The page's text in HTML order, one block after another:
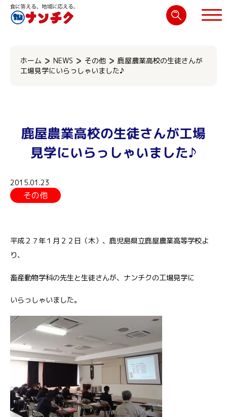
ホーム NEWS その他
鹿屋農業高校の生徒さんが
工場見学にいらっしゃいました♪
鹿屋農業高校の生徒さんが工場
見学にいらっしゃいました♪
2015.01.23
その他
平成２７年１月２２日（木）、鹿児島県立鹿屋農業高等学校よ
り、
畜産動物学科の先生と生徒さんが、ナンチクの工場見学に
いらっしゃいました。